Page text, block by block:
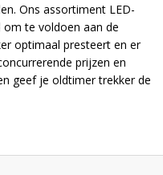
Ons assortiment LED-
om te voldoen aan de
optimaal presteert en er
prijzen en
geef je oldtimer trekker de